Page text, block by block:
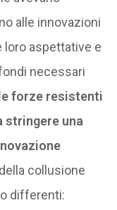
alle innovazioni
aspettative e
necessari
le forze resistenti
stringere una
collusione
differenti: